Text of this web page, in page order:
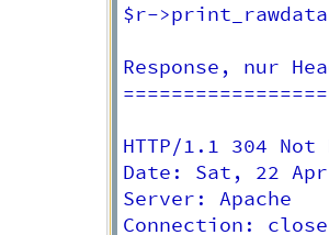
$r-
Response, nur
HTTP/1.1 304
Date: Sat, 22 Apr
Server: Apache
Connection: close